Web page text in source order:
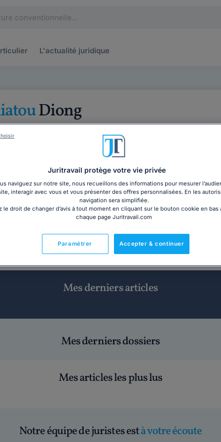
L'actualité juridique
Diong
depuis 2022
diplôme : Master 2 Droit de l'entreprise
du diplôme : 2023
d'un Master 2 Droit de l'entreprise à l'
Université de
j’exerce en tant que juriste en information juridique chez
professionnels, afin d'offrir une information juridique claire
problématiques.
Mes derniers articles
Mes derniers dossiers
Mes articles les plus lus
Notre équipe de juristes està votre écoute
Juritravail protège votre vie privée
naviguez sur notre site, nous recueillons des informations pour mesurer
interagir avec vous et vous présenter des offres personnalisées. En les
navigation sera simplifiée.
le droit de changer d’avis à tout moment en cliquant sur le bouton cookie en bas
chaque page Juritravail.com
Accepter & continuer
Paramétrer